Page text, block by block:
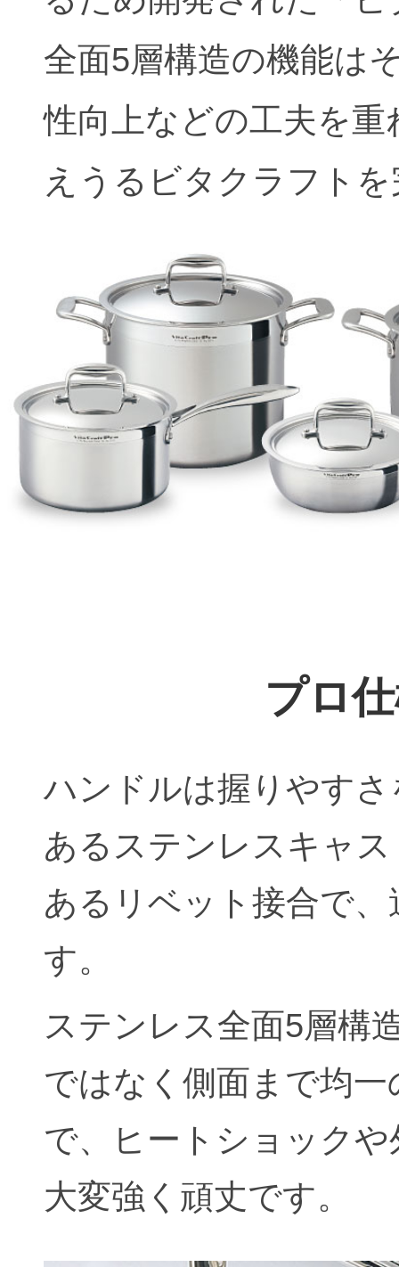
全面5層構造の機能は
性向上などの工夫を
えうるビタクラフト
プロ
ハンドルは握りやす
あるステンレスキャ
あるリベット接合で
す。
ステンレス全面5層構
ではなく側面まで均
で、ヒートショック
大変強く頑丈です。